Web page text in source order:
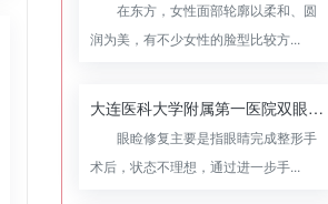
在东方，女性面部轮廓以柔和、圆
润为美，有不少女性的脸型比较方...
大连医科大学附属第一医院双眼皮修复怎么样，附双眼皮修复案例
眼睑修复主要是指眼睛完成整形手
术后，状态不理想，通过进一步手...